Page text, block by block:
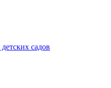
садов